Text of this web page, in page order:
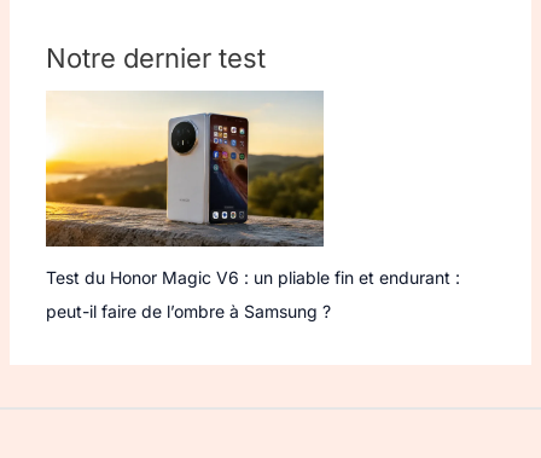
Notre dernier test
Test du Honor Magic V6 : un pliable fin et endurant :
peut-il faire de l’ombre à Samsung ?